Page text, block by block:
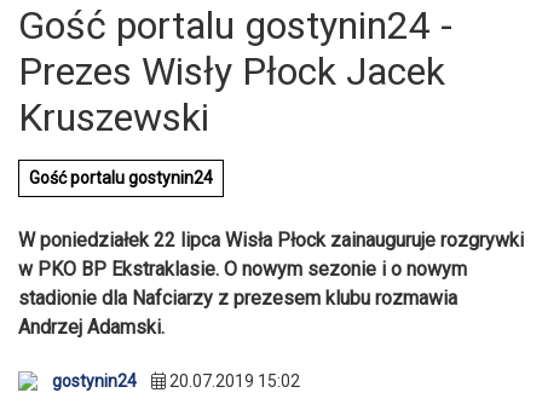
Gość portalu gostynin24 -
Prezes Wisły Płock Jacek
Kruszewski
Gość portalu gostynin24
W poniedziałek 22 lipca Wisła Płock zainauguruje rozgrywki
w PKO BP Ekstraklasie. O nowym sezonie i o nowym
stadionie dla Nafciarzy z prezesem klubu rozmawia
Andrzej Adamski.
gostynin24 20.07.2019 15:02